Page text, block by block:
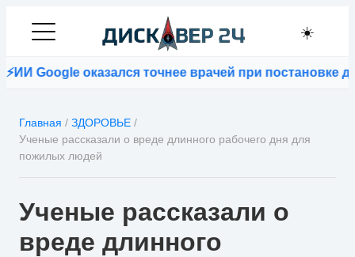
☀️
Google оказался точнее врачей при постановке
Главная / ЗДОРОВЬЕ /
Ученые рассказали о вреде длинного рабочего дня для
пожилых людей
Ученые рассказали о
вреде длинного